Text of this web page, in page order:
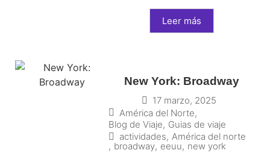
Leer más
New York: Broadway
17 marzo, 2025
América del Norte,
Blog de Viaje, Guias de viaje
actividades, América del norte
, broadway, eeuu, new york